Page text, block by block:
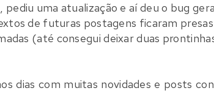
uma atualização e aí deu o bug
de futuras postagens ficaram
(até consegui deixar duas
dias com muitas novidades e posts